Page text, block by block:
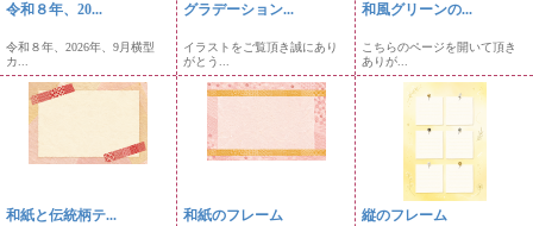
令和８年、20...
令和８年、2026年、9月横型
カ...
グラデーション...
イラストをご覧頂き誠にあり
がとう...
和風グリーンの...
こちらのページを開いて頂き
ありが...
和紙と伝統柄テ... 和紙のフレーム 縦のフレーム